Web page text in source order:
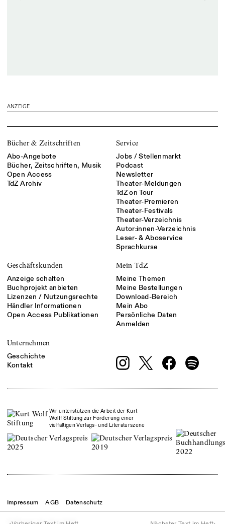
ANZEIGE
Bücher & Zeitschriften
Abo-Angebote
Bücher, Zeitschriften, Musik
Open Access
TdZ Archiv
Service
Jobs / Stellenmarkt
Podcast
Newsletter
Theater-Meldungen
TdZ on Tour
Theater-Premieren
Theater-Festivals
Theater-Verzeichnis
Autor:innen-Verzeichnis
Leser- & Aboservice
Sprachkurse
Geschäftskunden
Anzeige schalten
Buchprojekt anbieten
Lizenzen / Nutzungsrechte
Händler Informationen
Open Access Publikationen
Mein TdZ
Meine Themen
Meine Bestellungen
Download-Bereich
Mein Abo
Persönliche Daten
Anmelden
Unternehmen
Geschichte
Kontakt
Wir unterstützen die Arbeit der Kurt
Wolff Stiftung zur Förderung einer
vielfältigen Verlags- und Literaturszene
© Theater der Zeit2026
Impressum AGB Datenschutz